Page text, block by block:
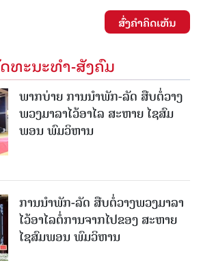
ສົ່ງຄໍາຄິດເຫັນ
ທະນະທຳ-ສັງຄົມ
ພາກບ່າຍ ການນໍາພັກ-ລັດ ສືບຕໍ່ວາງ
ພວງມາລາໄວ້ອາໄລ ສະຫາຍ ໄຊສົມ
ພອນ ພົມວິຫານ
ການນໍາພັກ-ລັດ ສືບຕໍ່ວາງພວງມາລາ
ໄວ້ອາໄລຕໍ່ການຈາກໄປຂອງ ສະຫາຍ
ໄຊສົມພອນ ພົມວິຫານ